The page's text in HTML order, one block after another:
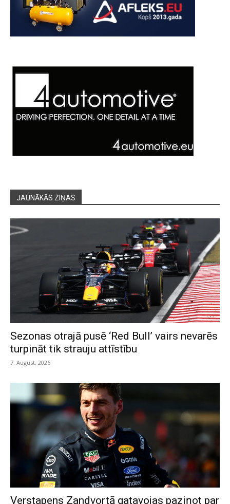
JAUNĀKĀS ZIŅAS
Sezonas otrajā pusē ‘Red Bull’ vairs nevarēs
turpināt tik strauju attīstību
7. August, 2026
Verstapens Zandvortā gatavojas paziņot par